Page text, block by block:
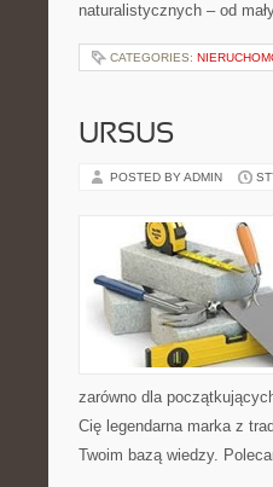
naturalistycznych – od
CATEGORIES:
URSUS
POSTED BY ADMIN
zarówno dla
Cię legendarna marka z
Twoim bazą wiedzy.